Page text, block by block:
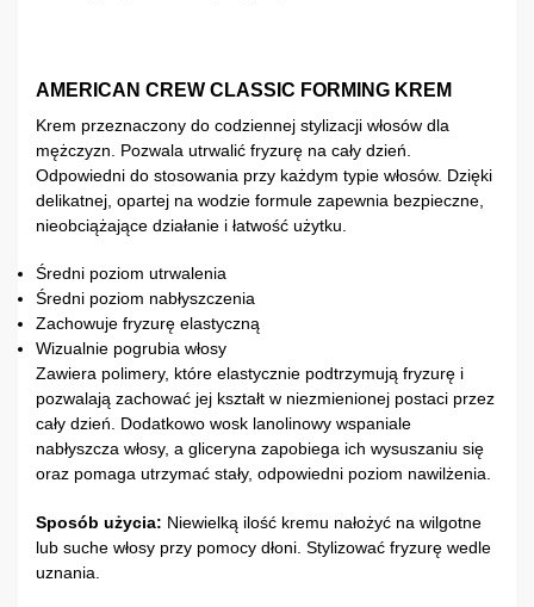
AMERICAN CREW CLASSIC FORMING KREM
Krem przeznaczony do codziennej stylizacji włosów dla
mężczyzn. Pozwala utrwalić fryzurę na cały dzień.
Odpowiedni do stosowania przy każdym typie włosów. Dzięki
delikatnej, opartej na wodzie formule zapewnia bezpieczne,
nieobciążające działanie i łatwość użytku.
Średni poziom utrwalenia
Średni poziom nabłyszczenia
Zachowuje fryzurę elastyczną
Wizualnie pogrubia włosy
Zawiera polimery, które elastycznie podtrzymują fryzurę i
pozwalają zachować jej kształt w niezmienionej postaci przez
cały dzień. Dodatkowo wosk lanolinowy wspaniale
nabłyszcza włosy, a gliceryna zapobiega ich wysuszaniu się
oraz pomaga utrzymać stały, odpowiedni poziom nawilżenia.
Sposób użycia: Niewielką ilość kremu nałożyć na wilgotne
lub suche włosy przy pomocy dłoni. Stylizować fryzurę wedle
uznania.